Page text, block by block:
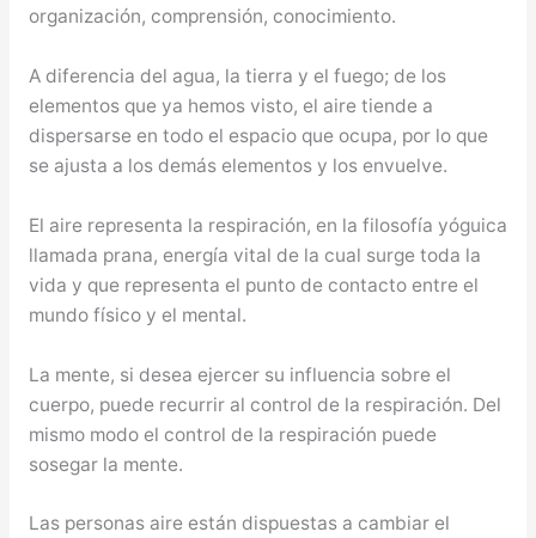
organización, comprensión, conocimiento.
A diferencia del agua, la tierra y el fuego; de los
elementos que ya hemos visto, el aire tiende a
dispersarse en todo el espacio que ocupa, por lo que
se ajusta a los demás elementos y los envuelve.
El aire representa la respiración, en la filosofía yóguica
llamada prana, energía vital de la cual surge toda la
vida y que representa el punto de contacto entre el
mundo físico y el mental.
La mente, si desea ejercer su influencia sobre el
cuerpo, puede recurrir al control de la respiración. Del
mismo modo el control de la respiración puede
sosegar la mente.
Las personas aire están dispuestas a cambiar el